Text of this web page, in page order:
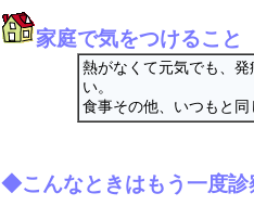
家庭で気をつけること
熱がなくて元気でも、
い。
食事その他、いつもと
◆こんなときはもう一度診